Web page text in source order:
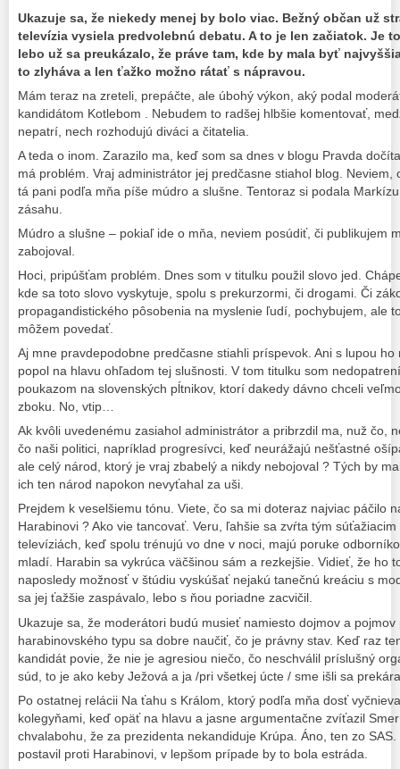
Ukazuje sa, že niekedy menej by bolo viac. Bežný občan už
televízia vysiela predvolebnú debatu. A to je len začiatok. Je
lebo už sa preukázalo, že práve tam, kde by mala byť
to zlyháva a len ťažko možno rátať s nápravou.
Mám teraz na zreteli, prepáčte, ale úbohý výkon, aký podal
kandidátom Kotlebom . Nebudem to radšej hlbšie komentovať,
nepatrí, nech rozhodujú diváci a čitatelia.
A teda o inom. Zarazilo ma, keď som sa dnes v blogu Pravda
má problém. Vraj administrátor jej predčasne stiahol blog.
tá pani podľa mňa píše múdro a slušne. Tentoraz si podala
zásahu.
Múdro a slušne – pokiaľ ide o mňa, neviem posúdiť, či publikujem
zabojoval.
Hoci, pripúšťam problém. Dnes som v titulku použil slovo jed.
kde sa toto slovo vyskytuje, spolu s prekurzormi, či drogami. Či
propagandistického pôsobenia na myslenie ľudí, pochybujem, ale
môžem povedať.
Aj mne pravdepodobne predčasne stiahli príspevok. Ani s lupou
popol na hlavu ohľadom tej slušnosti. V tom titulku som
poukazom na slovenských pĺtnikov, ktorí dakedy dávno chceli
zboku. No, vtip…
Ak kvôli uvedenému zasiahol administrátor a pribrzdil ma, nuž čo,
čo naši politici, napríklad progresívci, keď neurážajú nešťastné
ale celý národ, ktorý je vraj zbabelý a nikdy nebojoval ? Tých by
ich ten národ napokon nevyťahal za uši.
Prejdem k veselšiemu tónu. Viete, čo sa mi doteraz najviac páčilo
Harabinovi ? Ako vie tancovať. Veru, ľahšie sa zvŕta tým
televíziách, keď spolu trénujú vo dne v noci, majú poruke
mladí. Harabin sa vykrúca väčšinou sám a rezkejšie. Vidieť, že ho
naposledy možnosť v štúdiu vyskúšať nejakú tanečnú kreáciu s
sa jej ťažšie zaspávalo, lebo s ňou poriadne zacvičil.
Ukazuje sa, že moderátori budú musieť namiesto dojmov a
harabinovského typu sa dobre naučiť, čo je právny stav. Keď raz
kandidát povie, že nie je agresiou niečo, čo neschválil príslušný
súd, to je ako keby Ježová a ja /pri všetkej úcte / sme išli sa
Po ostatnej relácii Na ťahu s Králom, ktorý podľa mňa dosť
kolegyňami, keď opäť na hlavu a jasne argumentačne zvíťazil
chvalabohu, že za prezidenta nekandiduje Krúpa. Áno, ten zo
postavil proti Harabinovi, v lepšom prípade by to bola estráda.